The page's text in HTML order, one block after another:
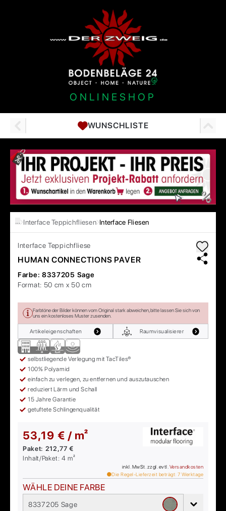
ONLINESHOP
WUNSCHLISTE
… Interface Teppichfliesen Interface Fliesen
Interface Teppichfliese
HUMAN CONNECTIONS PAVER
Farbe: 8337205 Sage
Format: 50 cm x 50 cm
Farbtöne der Bilder können vom Original stark abweichen, bitte lassen Sie sich von
uns ein kostenloses Muster zusenden.
Artikeleigenschaften Raumvisualisierer
selbstliegende Verlegung mit TacTiles®
100% Polyamid
einfach zu verlegen, zu entfernen und auszutauschen
reduziert Lärm und Schall
15 Jahre Garantie
getuftete Schlingenqualität
53,19 € / m²
Paket: 212,77 €
Inhalt/Paket:4 m²
inkl. MwSt. zzgl. evtl. Versandkosten
Die Regel-Lieferzeit beträgt: 7 Werktage
WÄHLE DEINE FARBE
8337205 Sage